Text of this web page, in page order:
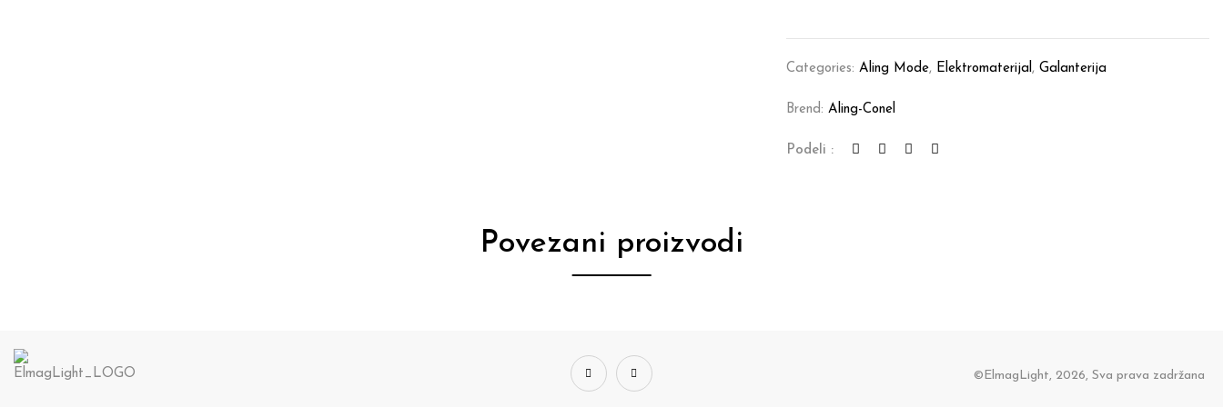
Categories: Aling Mode, Elektromaterijal, Galanterija
Brend: Aling-Conel
Podeli :
Povezani proizvodi
©ElmagLight, 2026, Sva prava zadržana